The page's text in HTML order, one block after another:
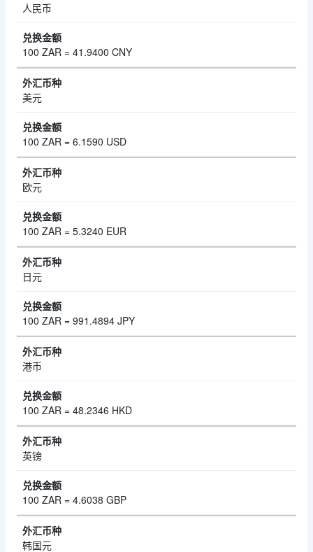
人民币
100 ZAR = 41.9400 CNY
美元
100 ZAR = 6.1590 USD
欧元
100 ZAR = 5.3240 EUR
日元
100 ZAR = 991.4894 JPY
港币
100 ZAR = 48.2346 HKD
英镑
100 ZAR = 4.6038 GBP
韩国元